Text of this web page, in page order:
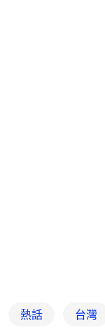
熱話 台灣